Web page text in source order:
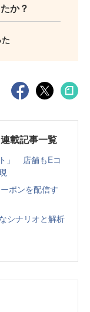
か？
載記事一覧
」 店舗もEコ
ポンを配信す
シナリオと解析